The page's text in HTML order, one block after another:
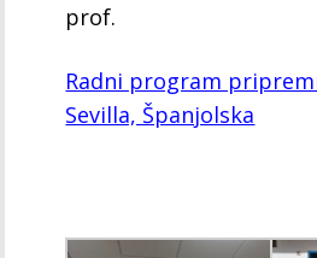
prof.
Radni program
Sevilla, Španjolska